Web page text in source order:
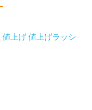
値上げ 値上げラッシ